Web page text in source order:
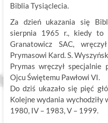
Biblia Tysiąclecia.
Za dzień ukazania się
sierpnia 1965 r., kiedy to
Granatowicz SAC,
Prymasowi Kard. S.
Prymas wręczył specjalnie
Ojcu Świętemu Pawłowi VI.
Do dziś ukazało się pięć
Kolejne wydania
1980, IV – 1983, V – 1999.